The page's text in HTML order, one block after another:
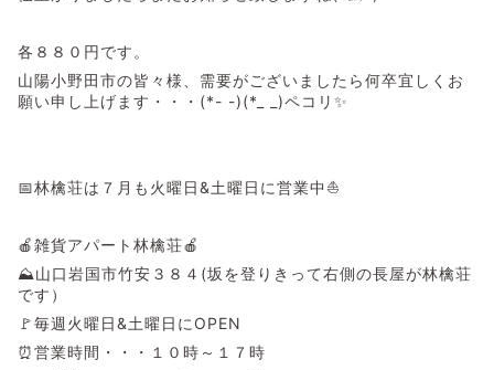
各８８０円です。
山陽小野田市の皆々様、需要がございましたら何卒宜しくお
願い申し上げます・・・(*- -)(*_ _)ペコリ✨
📅林檎荘は７月も火曜日&土曜日に営業中⛵
🍎雑貨アパート林檎荘🍎
⛰️山口岩国市竹安３８４(坂を登りきって右側の長屋が林檎荘
です）
🚩毎週火曜日&土曜日にOPEN
⏰営業時間・・・１０時～１７時